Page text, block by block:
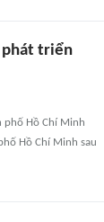
phát triển
phố Hồ Chí Minh
Hồ Chí Minh sau